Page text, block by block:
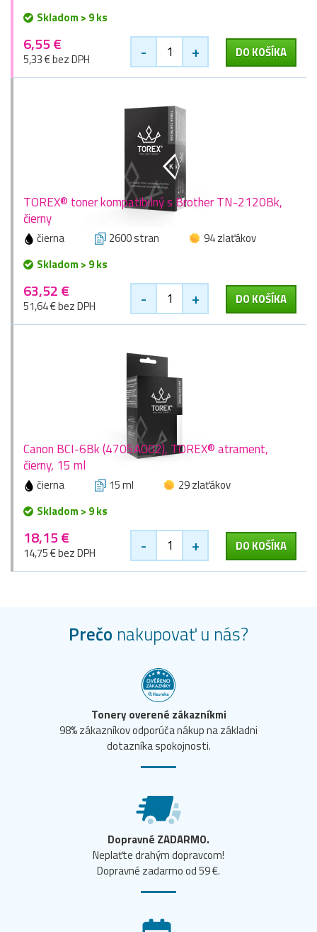
Skladom > 9 ks
6,55 €
5,33 € bez DPH - + DO KOŠÍKA
TOREX® toner kompatibilný s Brother TN-2120Bk,
čierny
čierna 2600 stran
94 zlaťákov
Skladom > 9 ks
63,52 €
51,64 € bez DPH - + DO KOŠÍKA
Canon BCI-6Bk (4705A002), TOREX® atrament,
čierny, 15 ml
čierna 15 ml
29 zlaťákov
Skladom > 9 ks
18,15 €
14,75 € bez DPH - + DO KOŠÍKA
Prečo nakupovať u nás?
Tonery overené zákazníkmi
98% zákazníkov odporúča nákup na základni
dotazníka spokojnosti.
Dopravné ZADARMO.
Neplaťte drahým dopravcom!
Dopravné zadarmo od 59 €.